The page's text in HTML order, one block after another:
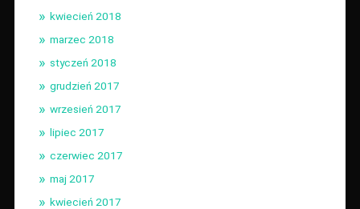
kwiecień 2018
marzec 2018
styczeń 2018
grudzień 2017
wrzesień 2017
lipiec 2017
czerwiec 2017
maj 2017
kwiecień 2017